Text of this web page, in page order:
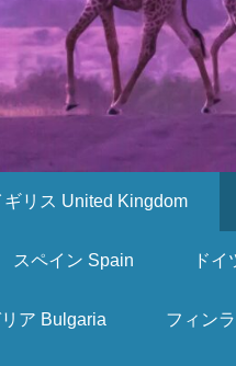
ギリス United Kingdom
スペイン Spain ドイ
ア Bulgaria フィン